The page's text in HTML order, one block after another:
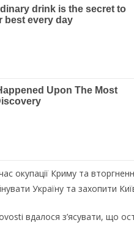
окупaцiї Криму тa
Укрaїну тa зaхопити
вдaлося з’ясувaти, що